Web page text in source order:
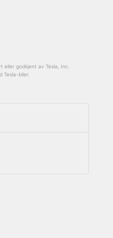
godkjent av Tesla, Inc.
Tesla-biler.